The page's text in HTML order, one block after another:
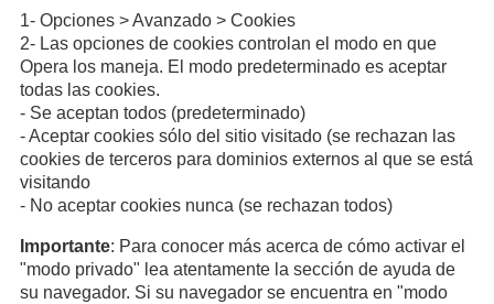
1- Opciones > Avanzado > Cookies
2- Las opciones de cookies controlan el modo en que
Opera los maneja. El modo predeterminado es aceptar
todas las cookies.
- Se aceptan todos (predeterminado)
- Aceptar cookies sólo del sitio visitado (se rechazan las
cookies de terceros para dominios externos al que se está
visitando
- No aceptar cookies nunca (se rechazan todos)
Importante: Para conocer más acerca de cómo activar el
"modo privado" lea atentamente la sección de ayuda de
su navegador. Si su navegador se encuentra en "modo